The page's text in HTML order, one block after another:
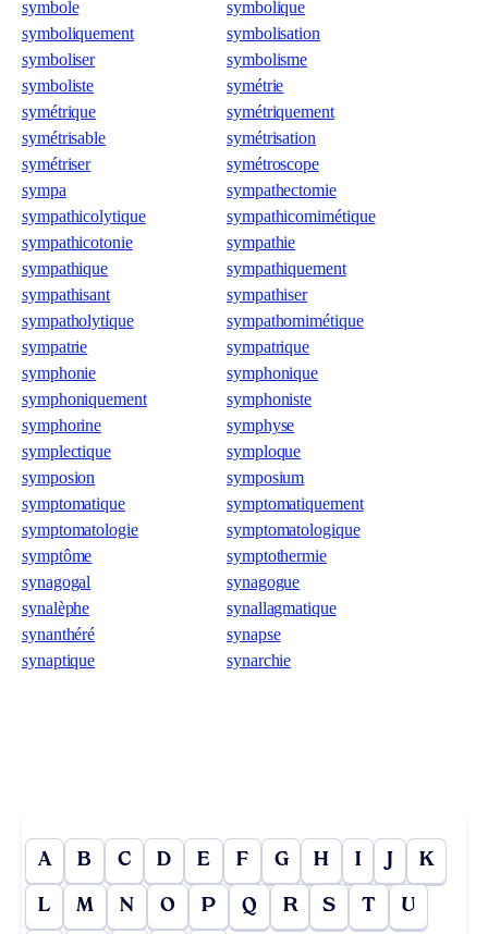
symbole
symbolique
symboliquement
symbolisation
symboliser
symbolisme
symboliste
symétrie
symétrique
symétriquement
symétrisable
symétrisation
symétriser
symétroscope
sympa
sympathectomie
sympathicolytique
sympathicomimétique
sympathicotonie
sympathie
sympathique
sympathiquement
sympathisant
sympathiser
sympatholytique
sympathomimétique
sympatrie
sympatrique
symphonie
symphonique
symphoniquement
symphoniste
symphorine
symphyse
symplectique
symploque
symposion
symposium
symptomatique
symptomatiquement
symptomatologie
symptomatologique
symptôme
symptothermie
synagogal
synagogue
synalèphe
synallagmatique
synanthéré
synapse
synaptique
synarchie
A B C D E F G H I J K
L M N O P Q R S T U